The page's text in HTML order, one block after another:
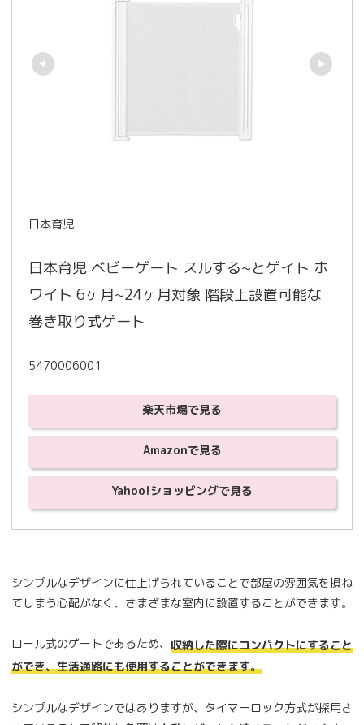
日本育児
日本育児 ベビーゲート スルする~とゲイト ホ
ワイト 6ヶ月~24ヶ月対象 階段上設置可能な
巻き取り式ゲート
5470006001
楽天市場で見る
Amazonで見る
Yahoo!ショッピングで見る
シンプルなデザインに仕上げられていることで部屋の雰囲気を損ね
てしまう心配がなく、さまざまな室内に設置することができます。
ロール式のゲートであるため、 収納した際にコンパクトにすること
ができ、生活通路にも使用することができます。
シンプルなデザインではありますが、タイマーロック方式が採用さ